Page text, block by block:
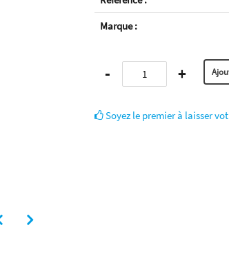
Marque :
- +
Soyez le premier à laisser